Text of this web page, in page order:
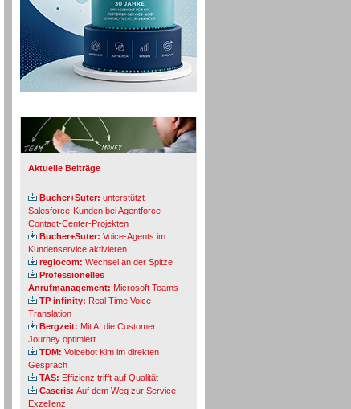
Aktuelle Beiträge
Bucher+Suter: unterstützt
Salesforce-Kunden bei Agentforce-
Contact-Center-Projekten
Bucher+Suter: Voice-Agents im
Kundenservice aktivieren
regiocom: Wechsel an der Spitze
Professionelles
Anrufmanagement: Microsoft Teams
TP infinity: Real Time Voice
Translation
Bergzeit: Mit AI die Customer
Journey optimiert
TDM: Voicebot Kim im direkten
Gespräch
TAS: Effizienz trifft auf Qualität
Caseris: Auf dem Weg zur Service-
Exzellenz